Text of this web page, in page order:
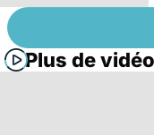
Plus de